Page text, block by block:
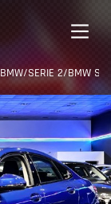
BMW/SERIE 2/BMW